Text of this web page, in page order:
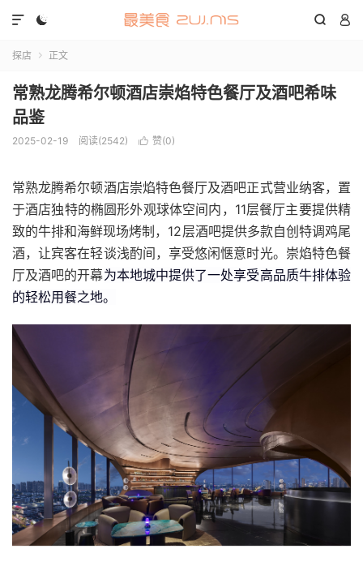
  

探店  正文
常熟龙腾希尔顿酒店崇焰特色餐厅及酒吧希味
品鉴
2025-02-19 阅读(2542)  赞(0)
常熟龙腾希尔顿酒店崇焰特色餐厅及酒吧正式营业纳客，置
于酒店独特的椭圆形外观球体空间内，11层餐厅主要提供精
致的牛排和海鲜现场烤制，12层酒吧提供多款自创特调鸡尾
酒，让宾客在轻谈浅酌间，享受悠闲惬意时光。崇焰特色餐
厅及酒吧的开幕为本地城中提供了一处享受高品质牛排体验
的轻松用餐之地。